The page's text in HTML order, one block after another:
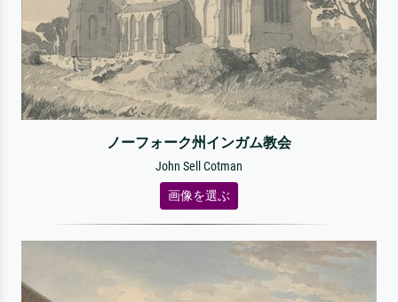
ノーフォーク州インガム教会
John Sell Cotman
画像を選ぶ